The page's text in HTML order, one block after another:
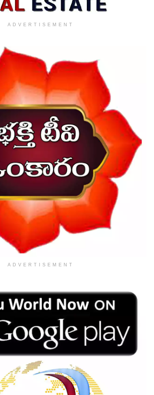
ADVERTISEMENT
ADVERTISEMENT